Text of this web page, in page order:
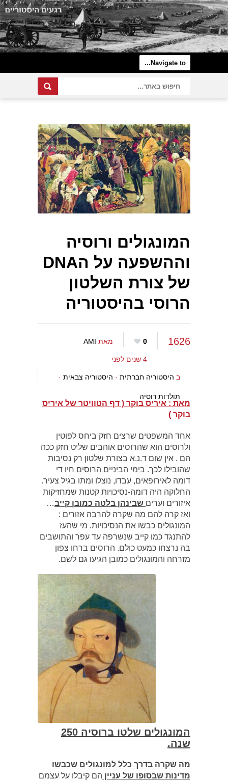
המונגולים ורוסיה
וההשפעה על הDNA
של צורת השלטון
הרוסי בהיסטוריה
1626
0 מאת AMI
4 שנים לפני
ב היסטוריה חברתית · היסטוריה צבאית ·
תולדות רוסיה
מאת : איריס בוקר ( דף הטוויטר של איריס
בוקר )
אחד המשפטים שרצים חזק ביחס לפוטין
ולרוסים הוא שהרוסים אוהבים שליט חזק ככה
הם . אין שום ד.נ.א בצורת שלטון רק נסיבות
שהובילו לכך. בימי הביניים הרוסים חיו די
דומה לאירופאים, עבדו, נוצלו ומתו בגיל צעיר.
החלוקה היה דומה-נסיכויות קטנות שמחזיקות
איזורים וערים שבינהן בלטה כמובן קייב…
ואז קרה להם מה שקרה להרבה אזורים :
המונגולים כבשו את הנסיכויות. מי שהעז
להתנגד כמו קייב שנשרפה עד עפר והתושבים
בה נרצחו כמעט כולם. הרוסים ברחו צפון
מזרחה והמונגולים כמובן הגיעו גם לשם.
המונגולים שלטו ברוסיה 250
שנה.
מה שקרה בדרך כלל למונגולים שכבשו
מדינות שבסופו של עניין הם קיבלו על עצמם